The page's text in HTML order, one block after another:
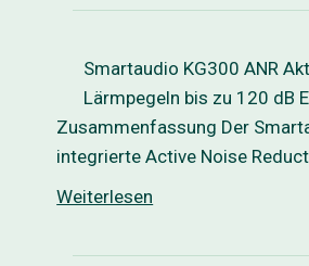
Smartaudio KG300 ANR
Lärmpegeln bis zu 120 dB
Zusammenfassung Der
integrierte Active Noise
Weiterlesen